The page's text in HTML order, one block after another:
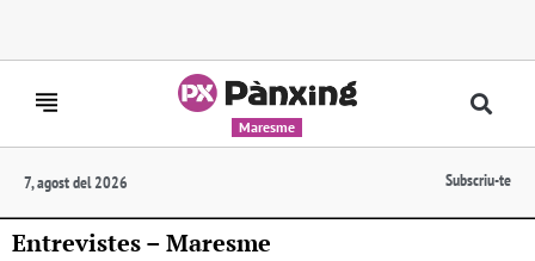
Maresme
7, agost del 2026 Subscriu-te
Entrevistes – Maresme